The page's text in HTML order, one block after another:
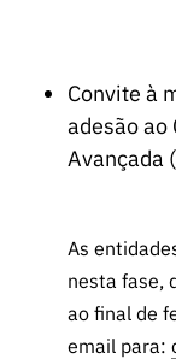
Convite à
adesão ao
Avançada
As
nesta fase,
ao final de
email para: